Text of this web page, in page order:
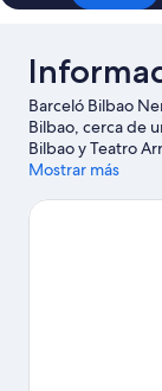
Barceló Bilbao
Bilbao, cerca de
Bilbao y Teatro
aficionados a la
apetece disfrutar
Mostrar más